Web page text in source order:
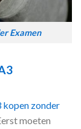
Examen
zonder
moeten